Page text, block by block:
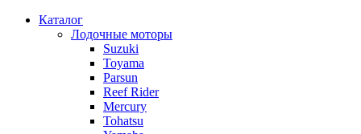
Каталог
Лодочные моторы
Suzuki
Toyama
Parsun
Reef Rider
Mercury
Tohatsu